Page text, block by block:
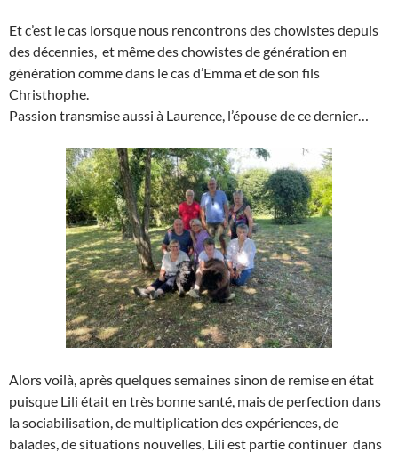
Et c’est le cas lorsque nous rencontrons des chowistes depuis
des décennies, et même des chowistes de génération en
génération comme dans le cas d’Emma et de son fils
Christhophe.
Passion transmise aussi à Laurence, l’épouse de ce dernier…
Alors voilà, après quelques semaines sinon de remise en état
puisque Lili était en très bonne santé, mais de perfection dans
la sociabilisation, de multiplication des expériences, de
balades, de situations nouvelles, Lili est partie continuer dans